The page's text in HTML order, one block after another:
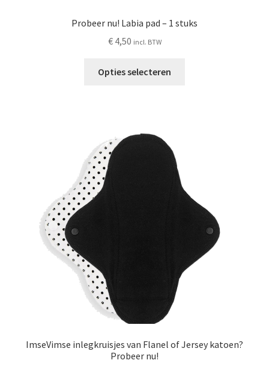
Probeer nu! Labia pad – 1 stuks
€4,50 incl. BTW
Opties selecteren
worden
productpagina
ImseVimse inlegkruisjes van Flanel of Jersey katoen?
Probeer nu!